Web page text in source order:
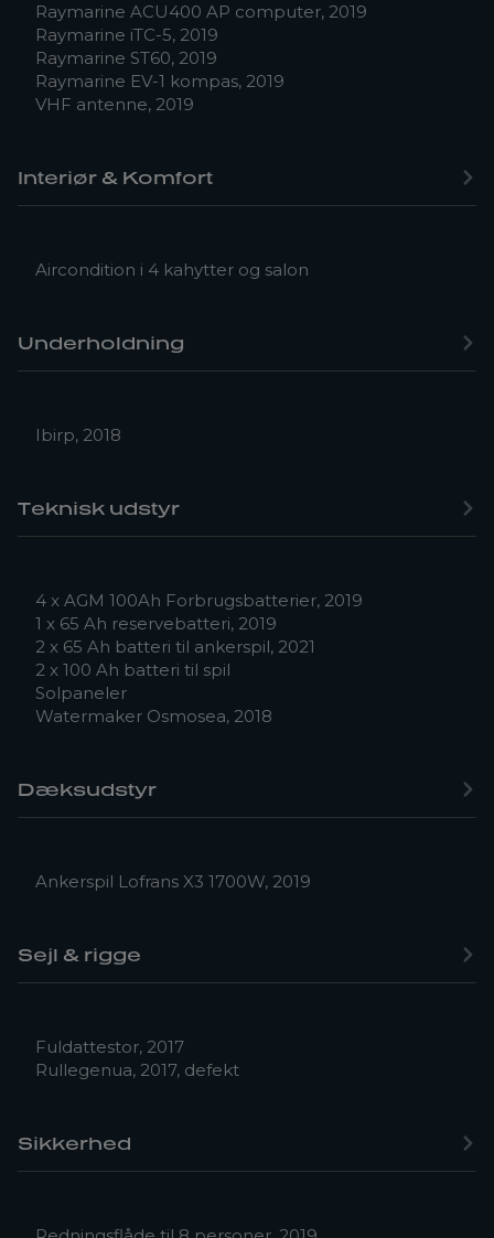
Raymarine ACU400 AP computer, 2019
Raymarine iTC-5, 2019
Raymarine ST60, 2019
Raymarine EV-1 kompas, 2019
VHF antenne, 2019
Interiør & Komfort
Aircondition i 4 kahytter og salon
Underholdning
Ibirp, 2018
Teknisk udstyr
4 x AGM 100Ah Forbrugsbatterier, 2019
1 x 65 Ah reservebatteri, 2019
2 x 65 Ah batteri til ankerspil, 2021
2 x 100 Ah batteri til spil
Solpaneler
Watermaker Osmosea, 2018
Dæksudstyr
Ankerspil Lofrans X3 1700W, 2019
Sejl & rigge
Fuldattestor, 2017
Rullegenua, 2017, defekt
Sikkerhed